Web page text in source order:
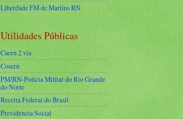
Liberdade FM de Martins RN
Utilidades Públicas
Caern 2 via
Cosern
PM/RN-Polícia Militar do Rio Grande
do Norte
Receita Federal do Brasíl
Previdencia Social